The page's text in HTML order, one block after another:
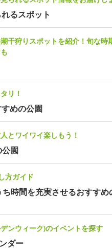
るスポット
干狩りスポットを紹介！旬な時
リ！
めの公園
とワイワイ楽しもう！
公園
方ガイド
時間を充実させるおすすめ
ンウィーク)のイベントを探す
ダー